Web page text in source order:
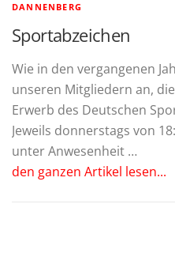
TURNEN VOLLEYBALL
DANNENBERG
Sportabzeichen
Wie in den vergangenen
unseren Mitgliedern an,
Erwerb des Deutschen
Jeweils donnerstags von
unter Anwesenheit …
den ganzen Artikel lesen...